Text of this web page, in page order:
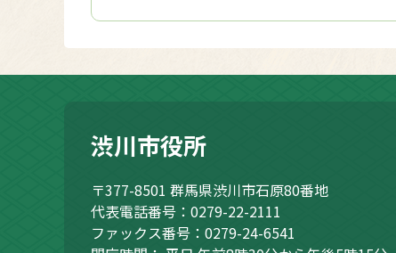
渋川市役所
〒377-8501 群馬県渋川市石原80番地
代表電話番号：0279-22-2111
ファックス番号：0279-24-6541